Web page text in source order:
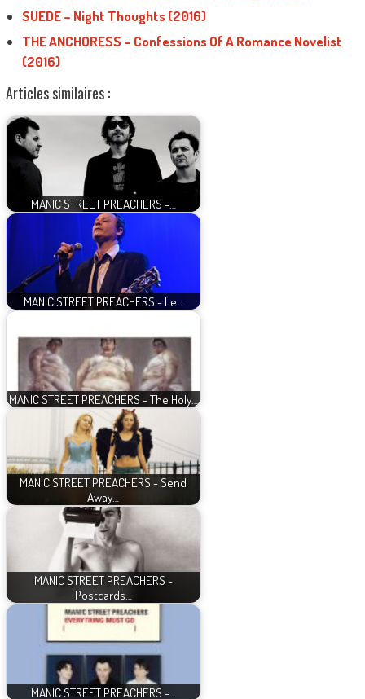
SUEDE – Night Thoughts (2016)
THE ANCHORESS – Confessions Of A Romance Novelist
(2016)
Articles similaires :
MANIC STREET PREACHERS -…
MANIC STREET PREACHERS - Le…
MANIC STREET PREACHERS - The Holy…
MANIC STREET PREACHERS - Send
Away…
MANIC STREET PREACHERS -
Postcards…
MANIC STREET PREACHERS -…